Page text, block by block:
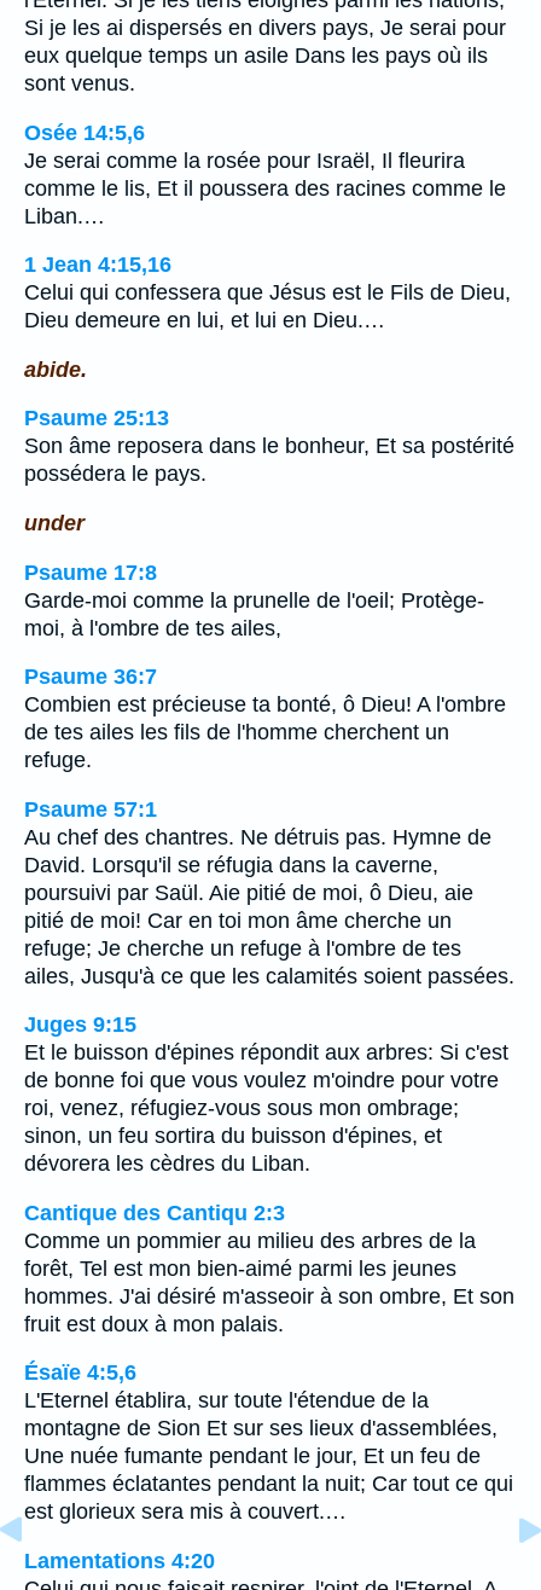
Si je les ai dispersés en divers pays, Je serai pour
eux quelque temps un asile Dans les pays où ils
sont venus.
Osée 14:5,6
Je serai comme la rosée pour Israël, Il fleurira
comme le lis, Et il poussera des racines comme le
Liban.…
1 Jean 4:15,16
Celui qui confessera que Jésus est le Fils de Dieu,
Dieu demeure en lui, et lui en Dieu.…
abide.
Psaume 25:13
Son âme reposera dans le bonheur, Et sa postérité
possédera le pays.
under
Psaume 17:8
Garde-moi comme la prunelle de l'oeil; Protège-
moi, à l'ombre de tes ailes,
Psaume 36:7
Combien est précieuse ta bonté, ô Dieu! A l'ombre
de tes ailes les fils de l'homme cherchent un
refuge.
Psaume 57:1
Au chef des chantres. Ne détruis pas. Hymne de
David. Lorsqu'il se réfugia dans la caverne,
poursuivi par Saül. Aie pitié de moi, ô Dieu, aie
pitié de moi! Car en toi mon âme cherche un
refuge; Je cherche un refuge à l'ombre de tes
ailes, Jusqu'à ce que les calamités soient passées.
Juges 9:15
Et le buisson d'épines répondit aux arbres: Si c'est
de bonne foi que vous voulez m'oindre pour votre
roi, venez, réfugiez-vous sous mon ombrage;
sinon, un feu sortira du buisson d'épines, et
dévorera les cèdres du Liban.
Cantique des Cantiqu 2:3
Comme un pommier au milieu des arbres de la
forêt, Tel est mon bien-aimé parmi les jeunes
hommes. J'ai désiré m'asseoir à son ombre, Et son
fruit est doux à mon palais.
Ésaïe 4:5,6
L'Eternel établira, sur toute l'étendue de la
montagne de Sion Et sur ses lieux d'assemblées,
Une nuée fumante pendant le jour, Et un feu de
flammes éclatantes pendant la nuit; Car tout ce qui
est glorieux sera mis à couvert.…
Lamentations 4:20